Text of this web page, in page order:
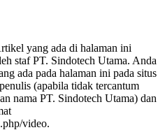
yang ada di halaman ini
staf PT. Sindotech Utama. Anda
ada pada halaman ini pada situs
(apabila tidak tercantum
nama PT. Sindotech Utama) dan
video.